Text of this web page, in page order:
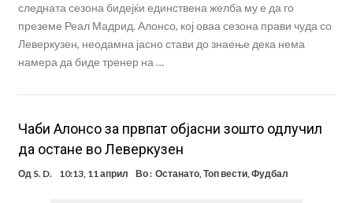
следната сезона бидејќи единствена желба му е да го
преземе Реал Мадрид. Алонсо, кој оваа сезона прави чуда со
Леверкузен, неодамна јасно стави до знаење дека нема
намера да биде тренер на …
Чаби Алонсо за првпат објасни зошто одлучил
да остане во Леверкузен
Од S. D. 10:13, 11 април Во : Останато,Топ вести,Фудбал